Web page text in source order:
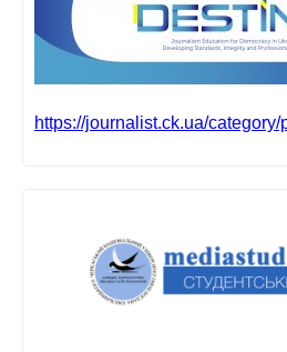
https://journalist.ck.ua/